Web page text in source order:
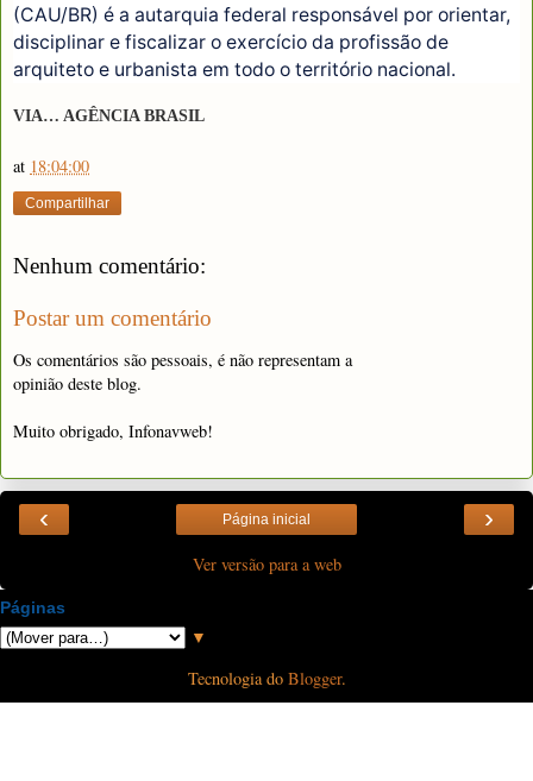
(CAU/BR) é a autarquia federal responsável por orientar,
disciplinar e fiscalizar o exercício da profissão de
arquiteto e urbanista em todo o território nacional.
VIA… AGÊNCIA BRASIL
at 18:04:00
Compartilhar
Nenhum comentário:
Postar um comentário
Os comentários são pessoais, é não representam a
opinião deste blog.
Muito obrigado, Infonavweb!
‹ ›
Página inicial
Ver versão para a web
Páginas
▼
Tecnologia do Blogger.